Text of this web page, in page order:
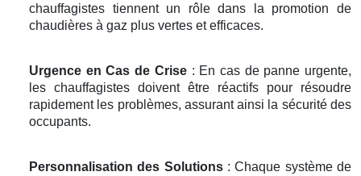
chauffagistes tiennent un rôle dans la promotion de
chaudières à gaz plus vertes et efficaces.
Urgence en Cas de Crise: En cas de panne urgente,
les chauffagistes doivent être réactifs pour résoudre
rapidement les problèmes, assurant ainsi la sécurité des
occupants.
Personnalisation des Solutions: Chaque système de